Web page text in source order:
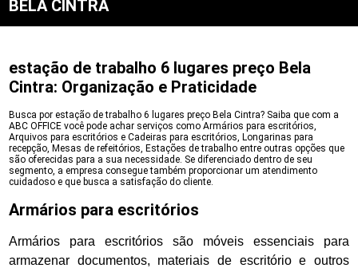
BELA CINTRA
estação de trabalho 6 lugares preço Bela
Cintra: Organização e Praticidade
Busca por estação de trabalho 6 lugares preço Bela Cintra? Saiba que com a
ABC OFFICE você pode achar serviços como Armários para escritórios,
Arquivos para escritórios e Cadeiras para escritórios, Longarinas para
recepção, Mesas de refeitórios, Estações de trabalho entre outras opções que
são oferecidas para a sua necessidade. Se diferenciado dentro de seu
segmento, a empresa consegue também proporcionar um atendimento
cuidadoso e que busca a satisfação do cliente.
Armários para escritórios
Armários para escritórios são móveis essenciais para
armazenar documentos, materiais de escritório e outros